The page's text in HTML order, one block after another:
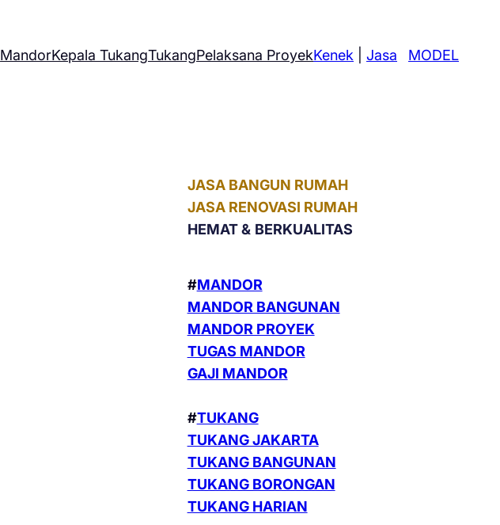
MandorKepala TukangTukangPelaksana ProyekKenek |Jasa MODEL
JASA BANGUN RUMAH
JASA RENOVASI RUMAH
HEMAT & BERKUALITAS
#MANDOR
MANDOR BANGUNAN
MANDOR PROYEK
TUGAS MANDOR
GAJI MANDOR
#TUKANG
TUKANG JAKARTA
TUKANG BANGUNAN
TUKANG BORONGAN
TUKANG HARIAN